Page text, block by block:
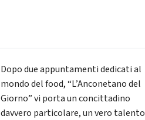
Dopo due appuntamenti dedicati al
mondo del food, “L’Anconetano del
Giorno” vi porta un concittadino
davvero particolare, un vero talento